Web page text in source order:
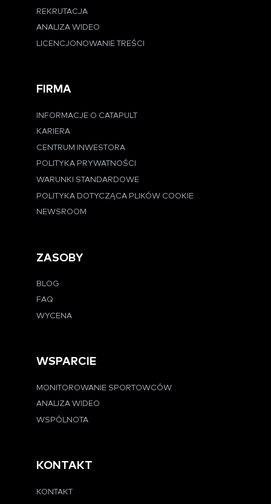
REKRUTACJA
ANALIZA WIDEO
LICENCJONOWANIE TREŚCI
FIRMA
INFORMACJE O CATAPULT
KARIERA
CENTRUM INWESTORA
POLITYKA PRYWATNOŚCI
WARUNKI STANDARDOWE
POLITYKA DOTYCZĄCA PLIKÓW COOKIE
NEWSROOM
ZASOBY
BLOG
FAQ
WYCENA
WSPARCIE
MONITOROWANIE SPORTOWCÓW
ANALIZA WIDEO
WSPÓLNOTA
KONTAKT
KONTAKT